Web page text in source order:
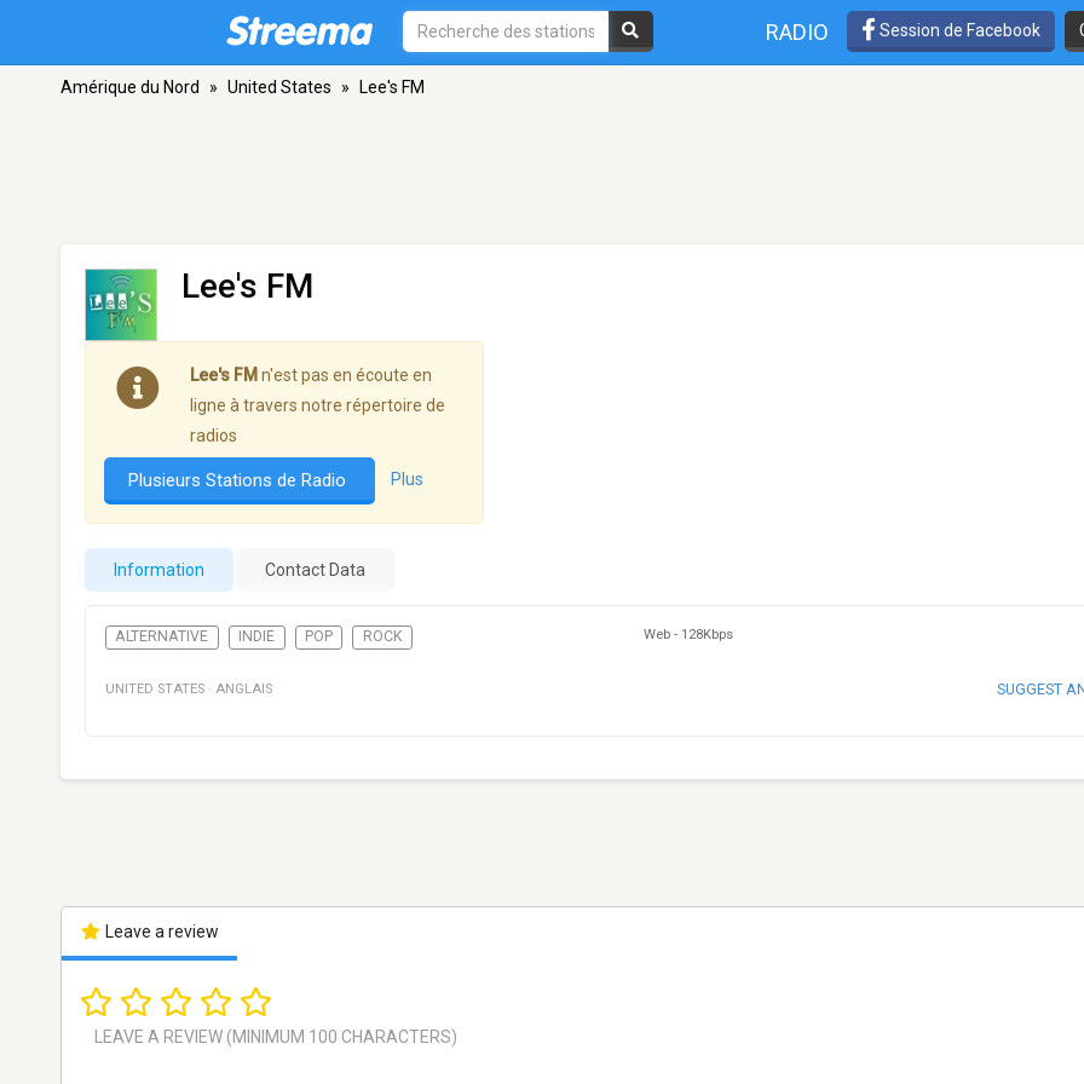
RADIO Session de Facebook
Amérique du Nord » United States » Lee's FM
Lee's FM
Lee's FM n'est pas en écoute en
ligne à travers notre répertoire de
radios
Plusieurs Stations de Radio Plus
Information Contact Data
ALTERNATIVE INDIE POP ROCK Web - 128Kbps
UNITED STATES · ANGLAIS SUGGEST
Leave a review